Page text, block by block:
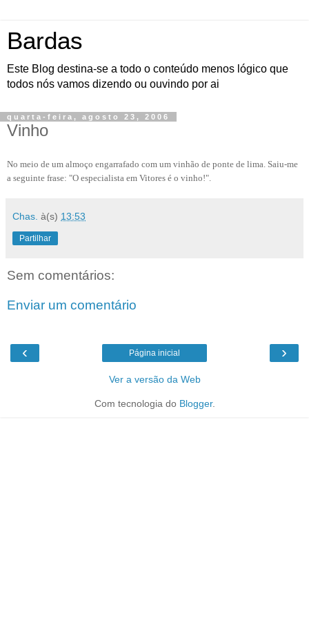
Bardas
Este Blog destina-se a todo o conteúdo menos lógico que
todos nós vamos dizendo ou ouvindo por ai
quarta-feira, agosto 23, 2006
Vinho
No meio de um almoço engarrafado com um vinhão de ponte de lima. Saiu-me
a seguinte frase: "O especialista em Vitores é o vinho!".
Chas. à(s) 13:53
Partilhar
Sem comentários:
Enviar um comentário
‹ ›
Página inicial
Ver a versão da Web
Com tecnologia do Blogger.